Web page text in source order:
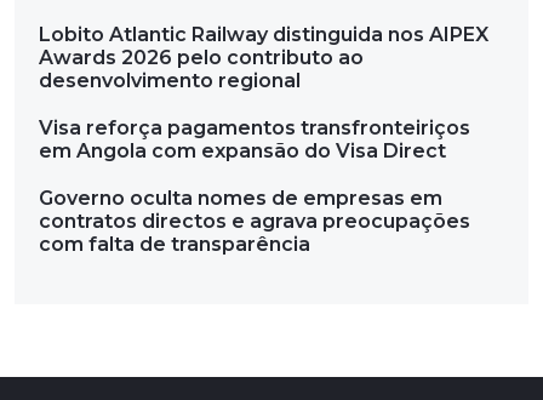
Lobito Atlantic Railway distinguida nos AIPEX
Awards 2026 pelo contributo ao
desenvolvimento regional
Visa reforça pagamentos transfronteiriços
em Angola com expansão do Visa Direct
Governo oculta nomes de empresas em
contratos directos e agrava preocupações
com falta de transparência